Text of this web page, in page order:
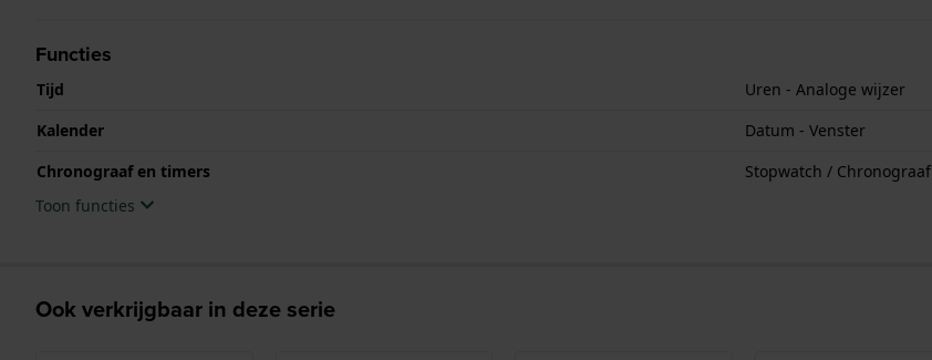
Functies
Tijd
Uren - Analoge wijzer
Kalender
Datum - Venster
Chronograaf en timers
Stopwatch / Chronograaf
Toon functies
Ook verkrijgbaar in deze serie